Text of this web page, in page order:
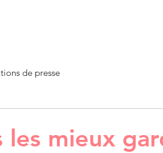
de presse
les mieux